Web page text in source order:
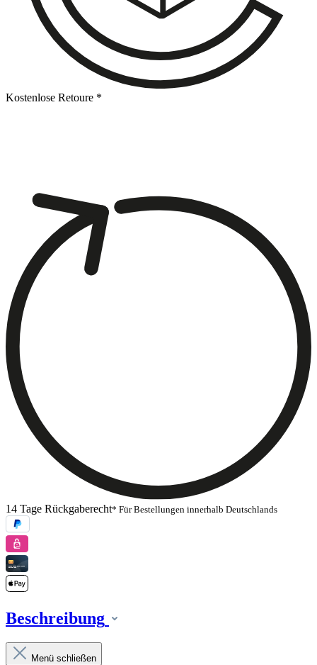
Kostenlose Retoure *
14 Tage Rückgaberecht* Für Bestellungen innerhalb Deutschlands
Beschreibung
Menü schließen